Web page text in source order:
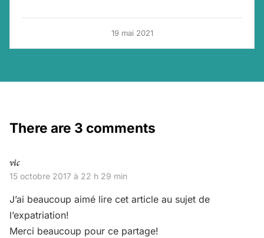
19 mai 2021
There are 3 comments
vic
15 octobre 2017 à 22 h 29 min
J’ai beaucoup aimé lire cet article au sujet de
l’expatriation!
Merci beaucoup pour ce partage!